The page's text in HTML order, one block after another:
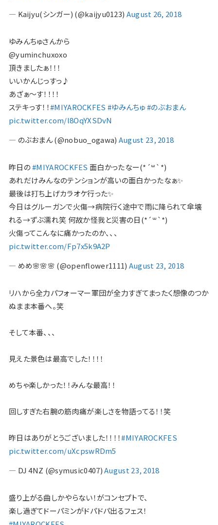
— Kaijyu(シンガー) (@kaijyu0123) August 26, 2018
ゆみんちゅさんから
@yuminchuxoxo
頂きましたぁ！！！
いいかんじっすっ♪
あざぁ〜す！！！！
ステキっす！！#MIYAROCKFES #ゆみんちゅ#のぶおまん
pic.twitter.com/l8OqYXSDvN
— のぶおまん (@nobuo_ogawa) August 23, 2018
昨日の#MIYAROCKFES 面白かったなー(*´꒳`*)
あれだけみんなのテンションが高いの面白かったなぁ✨
最後は打ち上げカラオケ行った✨
今日はグルーガンで火傷→病院行く途中で雨に降られて傘壊
れる→ずぶ濡れ笑 何故か怪我と災害の日(*´꒳`*)
火傷ってこんなに痛かったのか、、、
pic.twitter.com/Fp7x5k9A2P
— めめ🌸🌸🌸 (@openflower1111) August 23, 2018
リハから全力パフォーマー軍団が全力すぎてまったく想像のつか
ぬまま本番へ。笑
そして本番、、、
見えた景色は最高でした！！！！
めちゃ楽しかった！！みんな最高！！
回しすぎた右腕の筋肉痛が楽しさを物語ってる！！笑
昨日はありがとうございました！！！！#MIYAROCKFES
pic.twitter.com/uXcpswRDm5
— DJ 4NZ (@symusic0407)August 23, 2018
盛り上がる曲しかやらない！がコンセプトで、
楽し過ぎてドーパミンがドパドパ出るフェス！